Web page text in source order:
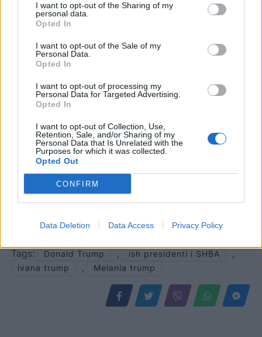
I want to opt-out of the Sharing of my
personal data.
Opted In
I want to opt-out of the Sale of my
Personal Data.
Opted In
I want to opt-out of processing my
Personal Data for Targeted Advertising.
Opted In
I want to opt-out of Collection, Use,
Retention, Sale, and/or Sharing of my
Personal Data that Is Unrelated with the
Purposes for which it was collected.
Opted Out
CONFIRM
Data Deletion Data Access Privacy Policy
partisë së tij dhe pranoi ri-
shfaqur së fundmi teksa
zbret nga "bisha" luksoze
në një eveniment sportiv.
Trump ka qenë i
shoqëruar dhe nga
bashkëshortja e tij
në muajin nëntor për
mandatin e tij të dytë si
startuesi i garës së…
Tags:
Donald Trump , ish presidenti i SHBA ,
ivana trump , Melania trump